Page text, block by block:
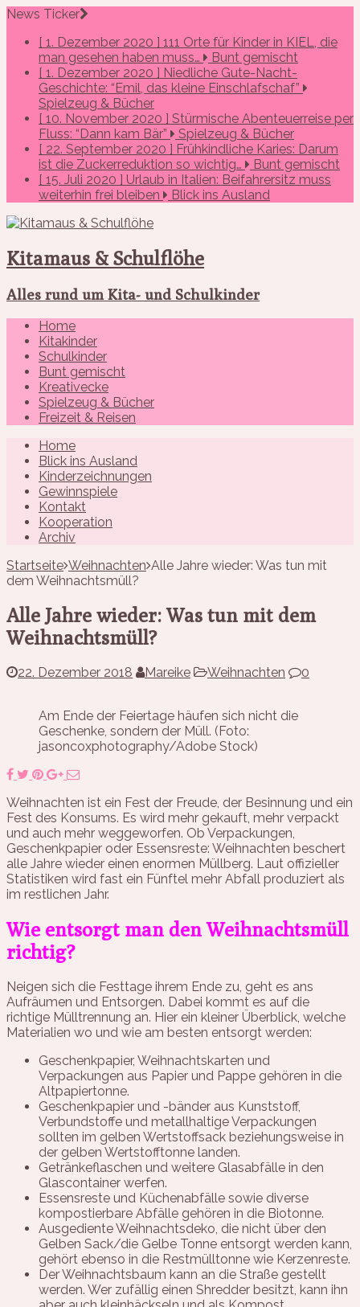
News Ticker
[ 1. Dezember 2020 ] 111 Orte für Kinder in KIEL, die
man gesehen haben muss…
Bunt gemischt
[ 1. Dezember 2020 ] Niedliche Gute-Nacht-
Geschichte: “Emil, das kleine Einschlafschaf”
Spielzeug & Bücher
[ 10. November 2020 ] Stürmische Abenteuerreise per
Fluss: “Dann kam Bär”
Spielzeug & Bücher
[ 22. September 2020 ] Frühkindliche Karies: Darum
ist die Zuckerreduktion so wichtig…
Bunt gemischt
[ 15. Juli 2020 ] Urlaub in Italien: Beifahrersitz muss
weiterhin frei bleiben
Blick ins Ausland
Kitamaus & Schulflöhe
Alles rund um Kita- und Schulkinder
Home
Kitakinder
Schulkinder
Bunt gemischt
Kreativecke
Spielzeug & Bücher
Freizeit & Reisen
Home
Blick ins Ausland
Kinderzeichnungen
Gewinnspiele
Kontakt
Kooperation
Archiv
Startseite Weihnachten Alle Jahre wieder: Was tun mit
dem Weihnachtsmüll?
Alle Jahre wieder: Was tun mit dem
Weihnachtsmüll?
22. Dezember 2018 Mareike Weihnachten 0
Am Ende der Feiertage häufen sich nicht die
Geschenke, sondern der Müll. (Foto:
jasoncoxphotography/Adobe Stock)
Weihnachten ist ein Fest der Freude, der Besinnung und ein
Fest des Konsums. Es wird mehr gekauft, mehr verpackt
und auch mehr weggeworfen. Ob Verpackungen,
Geschenkpapier oder Essensreste: Weihnachten beschert
alle Jahre wieder einen enormen Müllberg. Laut offizieller
Statistiken wird fast ein Fünftel mehr Abfall produziert als
im restlichen Jahr.
Wie entsorgt man den Weihnachtsmüll
richtig?
Neigen sich die Festtage ihrem Ende zu, geht es ans
Aufräumen und Entsorgen. Dabei kommt es auf die
richtige Mülltrennung an. Hier ein kleiner Überblick, welche
Materialien wo und wie am besten entsorgt werden:
Geschenkpapier, Weihnachtskarten und
Verpackungen aus Papier und Pappe gehören in die
Altpapiertonne.
Geschenkpapier und -bänder aus Kunststoff,
Verbundstoffe und metallhaltige Verpackungen
sollten im gelben Wertstoffsack beziehungsweise in
der gelben Wertstofftonne landen.
Getränkeflaschen und weitere Glasabfälle in den
Glascontainer werfen.
Essensreste und Küchenabfälle sowie diverse
kompostierbare Abfälle gehören in die Biotonne.
Ausgediente Weihnachtsdeko, die nicht über den
Gelben Sack/die Gelbe Tonne entsorgt werden kann,
gehört ebenso in die Restmülltonne wie Kerzenreste.
Der Weihnachtsbaum kann an die Straße gestellt
werden. Wer zufällig einen Shredder besitzt, kann ihn